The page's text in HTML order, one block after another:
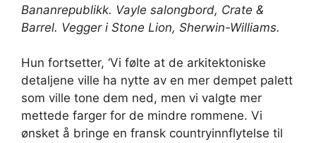
Bananrepublikk. Vayle salongbord, Crate &
Barrel. Vegger i Stone Lion, Sherwin-Williams.
Hun fortsetter, ‘Vi følte at de arkitektoniske
detaljene ville ha nytte av en mer dempet palett
som ville tone dem ned, men vi valgte mer
mettede farger for de mindre rommene. Vi
ønsket å bringe en fransk countryinnflytelse til